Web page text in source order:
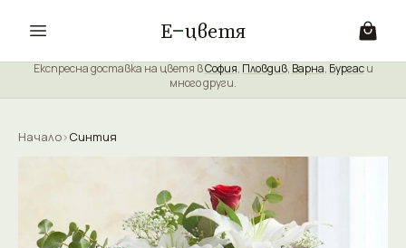
Е цветя
Експресна доставка на цветя вСофия, Пловдив, Варна, Бургаси
много други.
Начало›Синтия